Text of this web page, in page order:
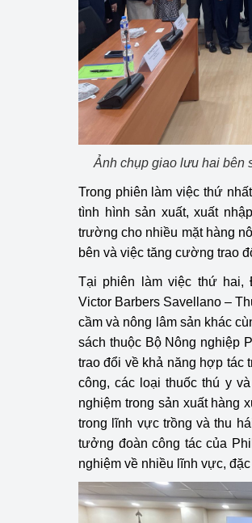
Ảnh chụp giao lưu hai bên
Trong phiên làm việc thứ
tình hình sản xuất, xuất
trường cho nhiều mặt hàng
bên và việc tăng cường trao
Tại phiên làm việc thứ hai,
Victor Barbers Savellano –
cầm và nông lâm sản khác
sách thuộc Bộ Nông nghiệp
trao đổi về khả năng hợp tác
công, các loại thuốc thú y
nghiệm trong sản xuất hàng
trong lĩnh vực trồng và thu
tưởng đoàn công tác của
nghiệm về nhiều lĩnh vực,